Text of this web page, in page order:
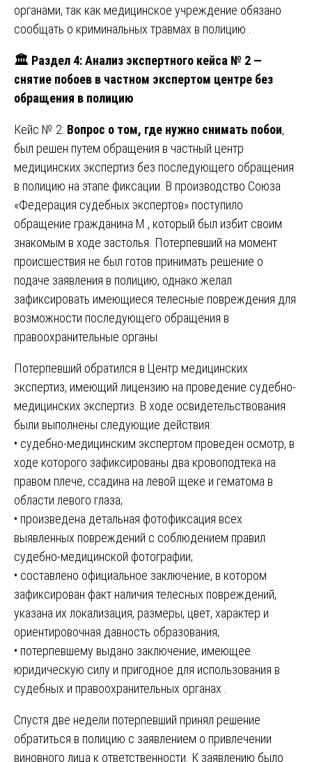
органами, так как медицинское учреждение обязано
сообщать о криминальных травмах в полицию .
🏛️ Раздел 4: Анализ экспертного кейса № 2 —
снятие побоев в частном экспертом центре без
обращения в полицию
Кейс № 2: Вопрос о том, где нужно снимать побои,
был решен путем обращения в частный центр
медицинских экспертиз без последующего обращения
в полицию на этапе фиксации. В производство Союза
«Федерация судебных экспертов» поступило
обращение гражданина М., который был избит своим
знакомым в ходе застолья. Потерпевший на момент
происшествия не был готов принимать решение о
подаче заявления в полицию, однако желал
зафиксировать имеющиеся телесные повреждения для
возможности последующего обращения в
правоохранительные органы.
Потерпевший обратился в Центр медицинских
экспертиз, имеющий лицензию на проведение судебно-
медицинских экспертиз. В ходе освидетельствования
были выполнены следующие действия:
• судебно-медицинским экспертом проведен осмотр, в
ходе которого зафиксированы два кровоподтека на
правом плече, ссадина на левой щеке и гематома в
области левого глаза;
• произведена детальная фотофиксация всех
выявленных повреждений с соблюдением правил
судебно-медицинской фотографии;
• составлено официальное заключение, в котором
зафиксирован факт наличия телесных повреждений,
указана их локализация, размеры, цвет, характер и
ориентировочная давность образования;
• потерпевшему выдано заключение, имеющее
юридическую силу и пригодное для использования в
судебных и правоохранительных органах .
Спустя две недели потерпевший принял решение
обратиться в полицию с заявлением о привлечении
виновного лица к ответственности. К заявлению было